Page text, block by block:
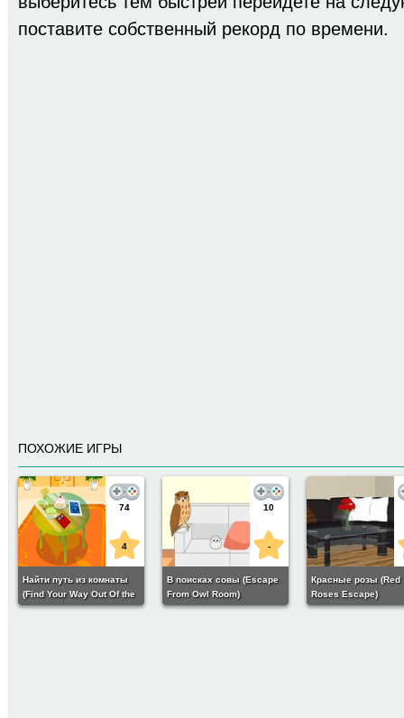
поставите собственный рекорд по времени.
ПОХОЖИЕ ИГРЫ
74
4
Найти путь из комнаты
(Find Your Way Out Of the
Room)
10
-
В поисках совы (Escape
From Owl Room)
Красные розы (Red
Roses Escape)